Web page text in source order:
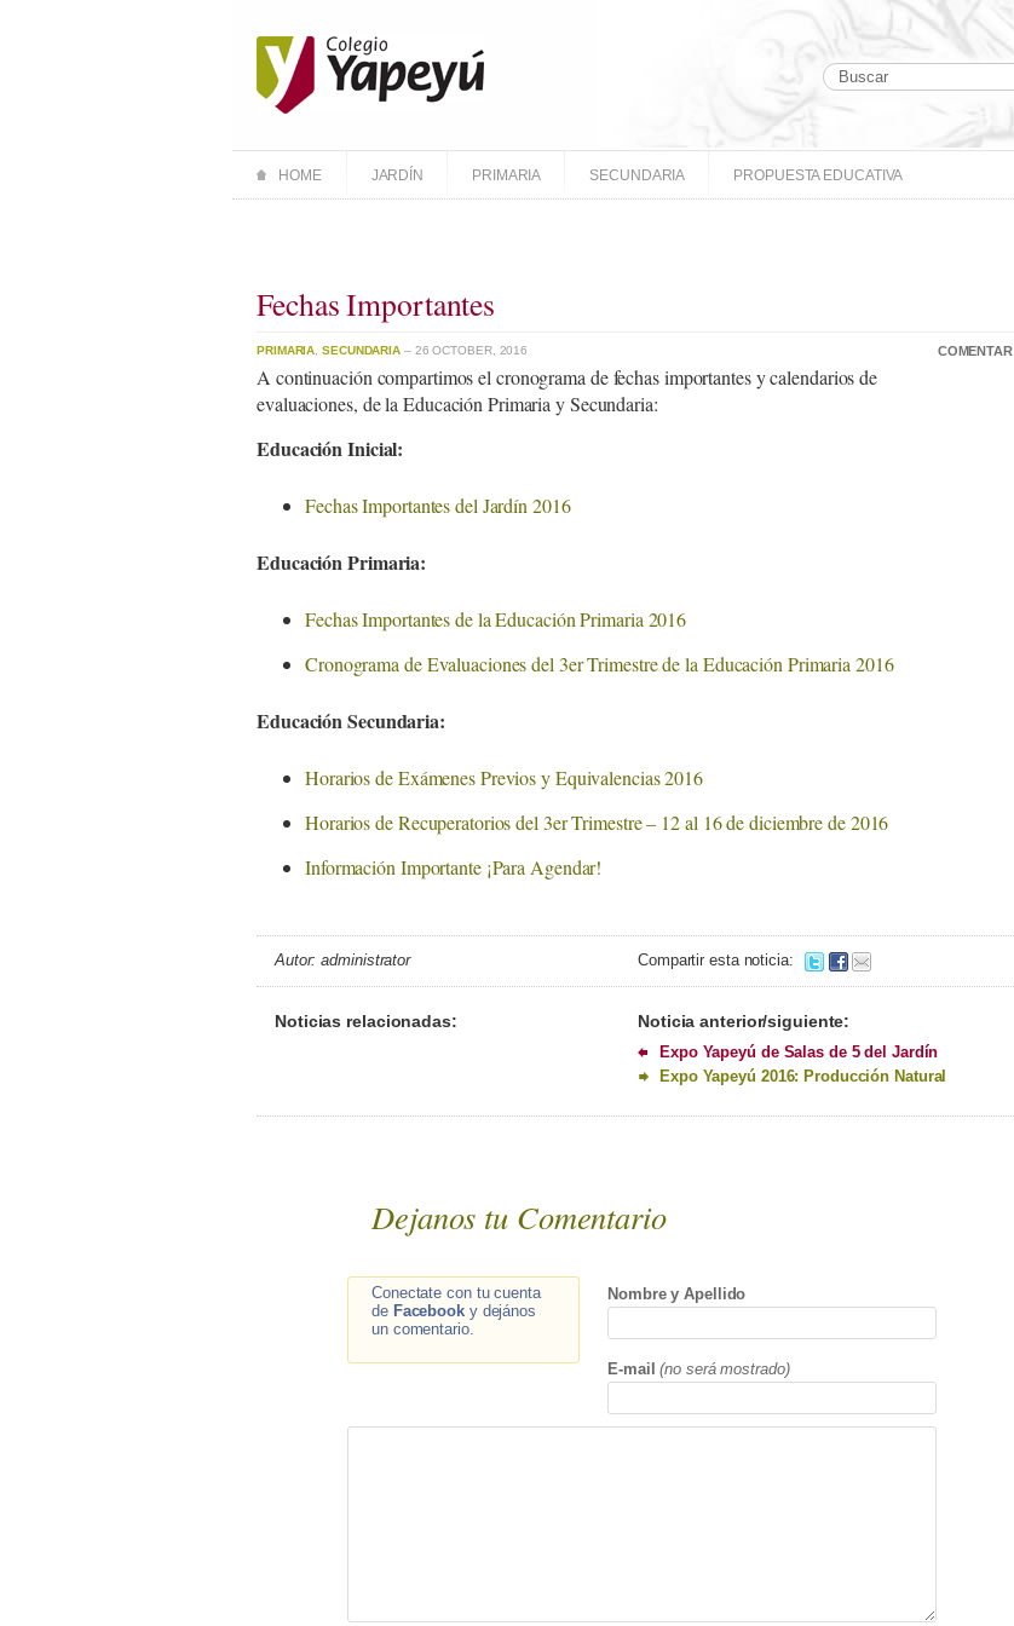
HOME JARDÍN PRIMARIA SECUNDARIA PROPUESTA EDUCATIVA
Fechas Importantes
PRIMARIA ,SECUNDARIA – 26 OCTOBER, 2016 COMENTAR
A continuación compartimos el cronograma de fechas importantes y calendarios de
evaluaciones, de la Educación Primaria y Secundaria:
Educación Inicial:
Fechas Importantes del Jardín 2016
Educación Primaria:
Fechas Importantes de la Educación Primaria 2016
Cronograma de Evaluaciones del 3er Trimestre de la Educación Primaria 2016
Educación Secundaria:
Horarios de Exámenes Previos y Equivalencias 2016
Horarios de Recuperatorios del 3er Trimestre – 12 al 16 de diciembre de 2016
Información Importante ¡Para Agendar!
Autor: administrator Compartir esta noticia:
Noticias relacionadas: Noticia anterior/siguiente:
Expo Yapeyú de Salas de 5 del Jardín
Expo Yapeyú 2016: Producción Natural
Dejanos tu Comentario
Conectate con tu cuenta
de Facebooky dejános
un comentario.
Nombre y Apellido
E-mail (no será mostrado)